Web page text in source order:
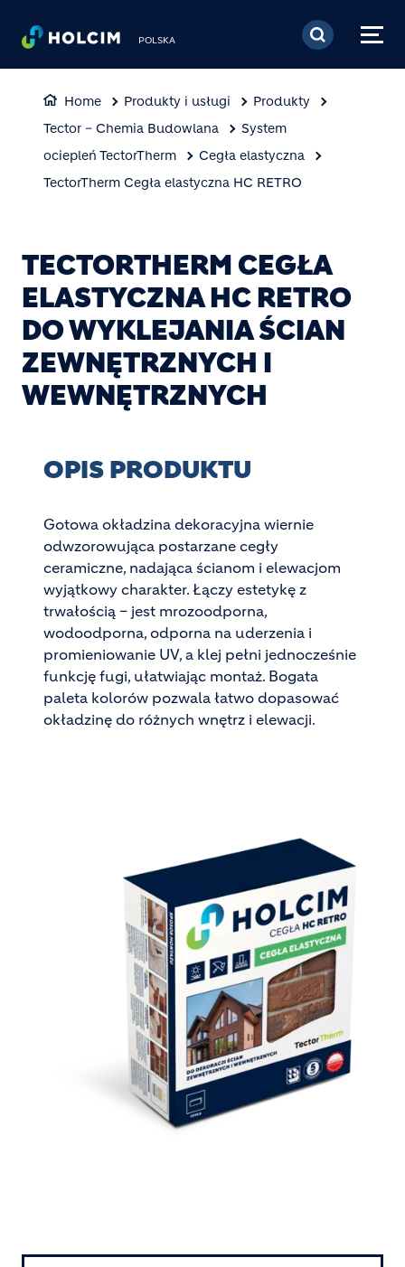
Przejdź do treści
POLSKA
Home Produkty i usługi
Produkty
Tector – Chemia Budowlana
System
ociepleń TectorTherm
Cegła elastyczna
TectorTherm Cegła elastyczna HC RETRO
TECTORTHERM CEGŁA
ELASTYCZNA HC RETRO
DO WYKLEJANIA ŚCIAN
ZEWNĘTRZNYCH I
WEWNĘTRZNYCH
OPIS PRODUKTU
Gotowa okładzina dekoracyjna wiernie
odwzorowująca postarzane cegły
ceramiczne, nadająca ścianom i elewacjom
wyjątkowy charakter. Łączy estetykę z
trwałością – jest mrozoodporna,
wodoodporna, odporna na uderzenia i
promieniowanie UV, a klej pełni jednocześnie
funkcję fugi, ułatwiając montaż. Bogata
paleta kolorów pozwala łatwo dopasować
okładzinę do różnych wnętrz i elewacji.